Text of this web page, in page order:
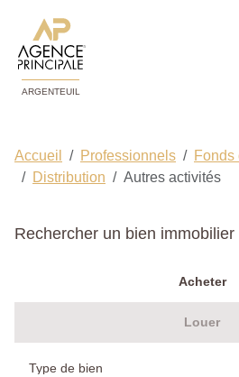
ARGENTEUIL
Accueil Professionnels
Fonds
Distribution
Autres activités
Rechercher un bien immobilier
Acheter
Louer